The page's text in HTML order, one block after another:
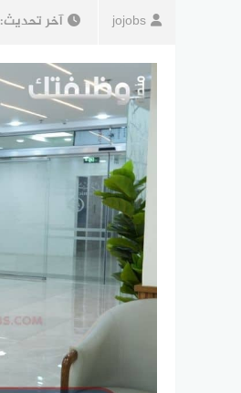
jojobs آخر تحديث: